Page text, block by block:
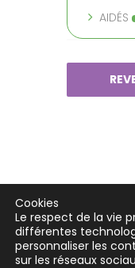
AIDÉS
Cookies
Le respect de la vie
différentes
personnaliser les
sur les réseaux